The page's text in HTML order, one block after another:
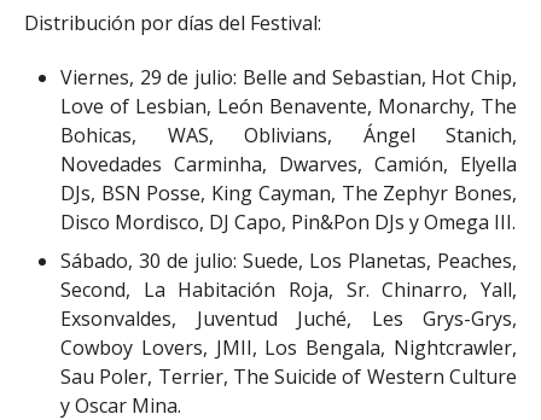
Distribución por días del Festival:
Viernes, 29 de julio: Belle and Sebastian, Hot Chip,
Love of Lesbian, León Benavente, Monarchy, The
Bohicas, WAS, Oblivians, Ángel Stanich,
Novedades Carminha, Dwarves, Camión, Elyella
DJs, BSN Posse, King Cayman, The Zephyr Bones,
Disco Mordisco, DJ Capo, Pin&Pon DJs y Omega III.
Sábado, 30 de julio: Suede, Los Planetas, Peaches,
Second, La Habitación Roja, Sr. Chinarro, Yall,
Exsonvaldes, Juventud Juché, Les Grys-Grys,
Cowboy Lovers, JMII, Los Bengala, Nightcrawler,
Sau Poler, Terrier, The Suicide of Western Culture
y Oscar Mina.